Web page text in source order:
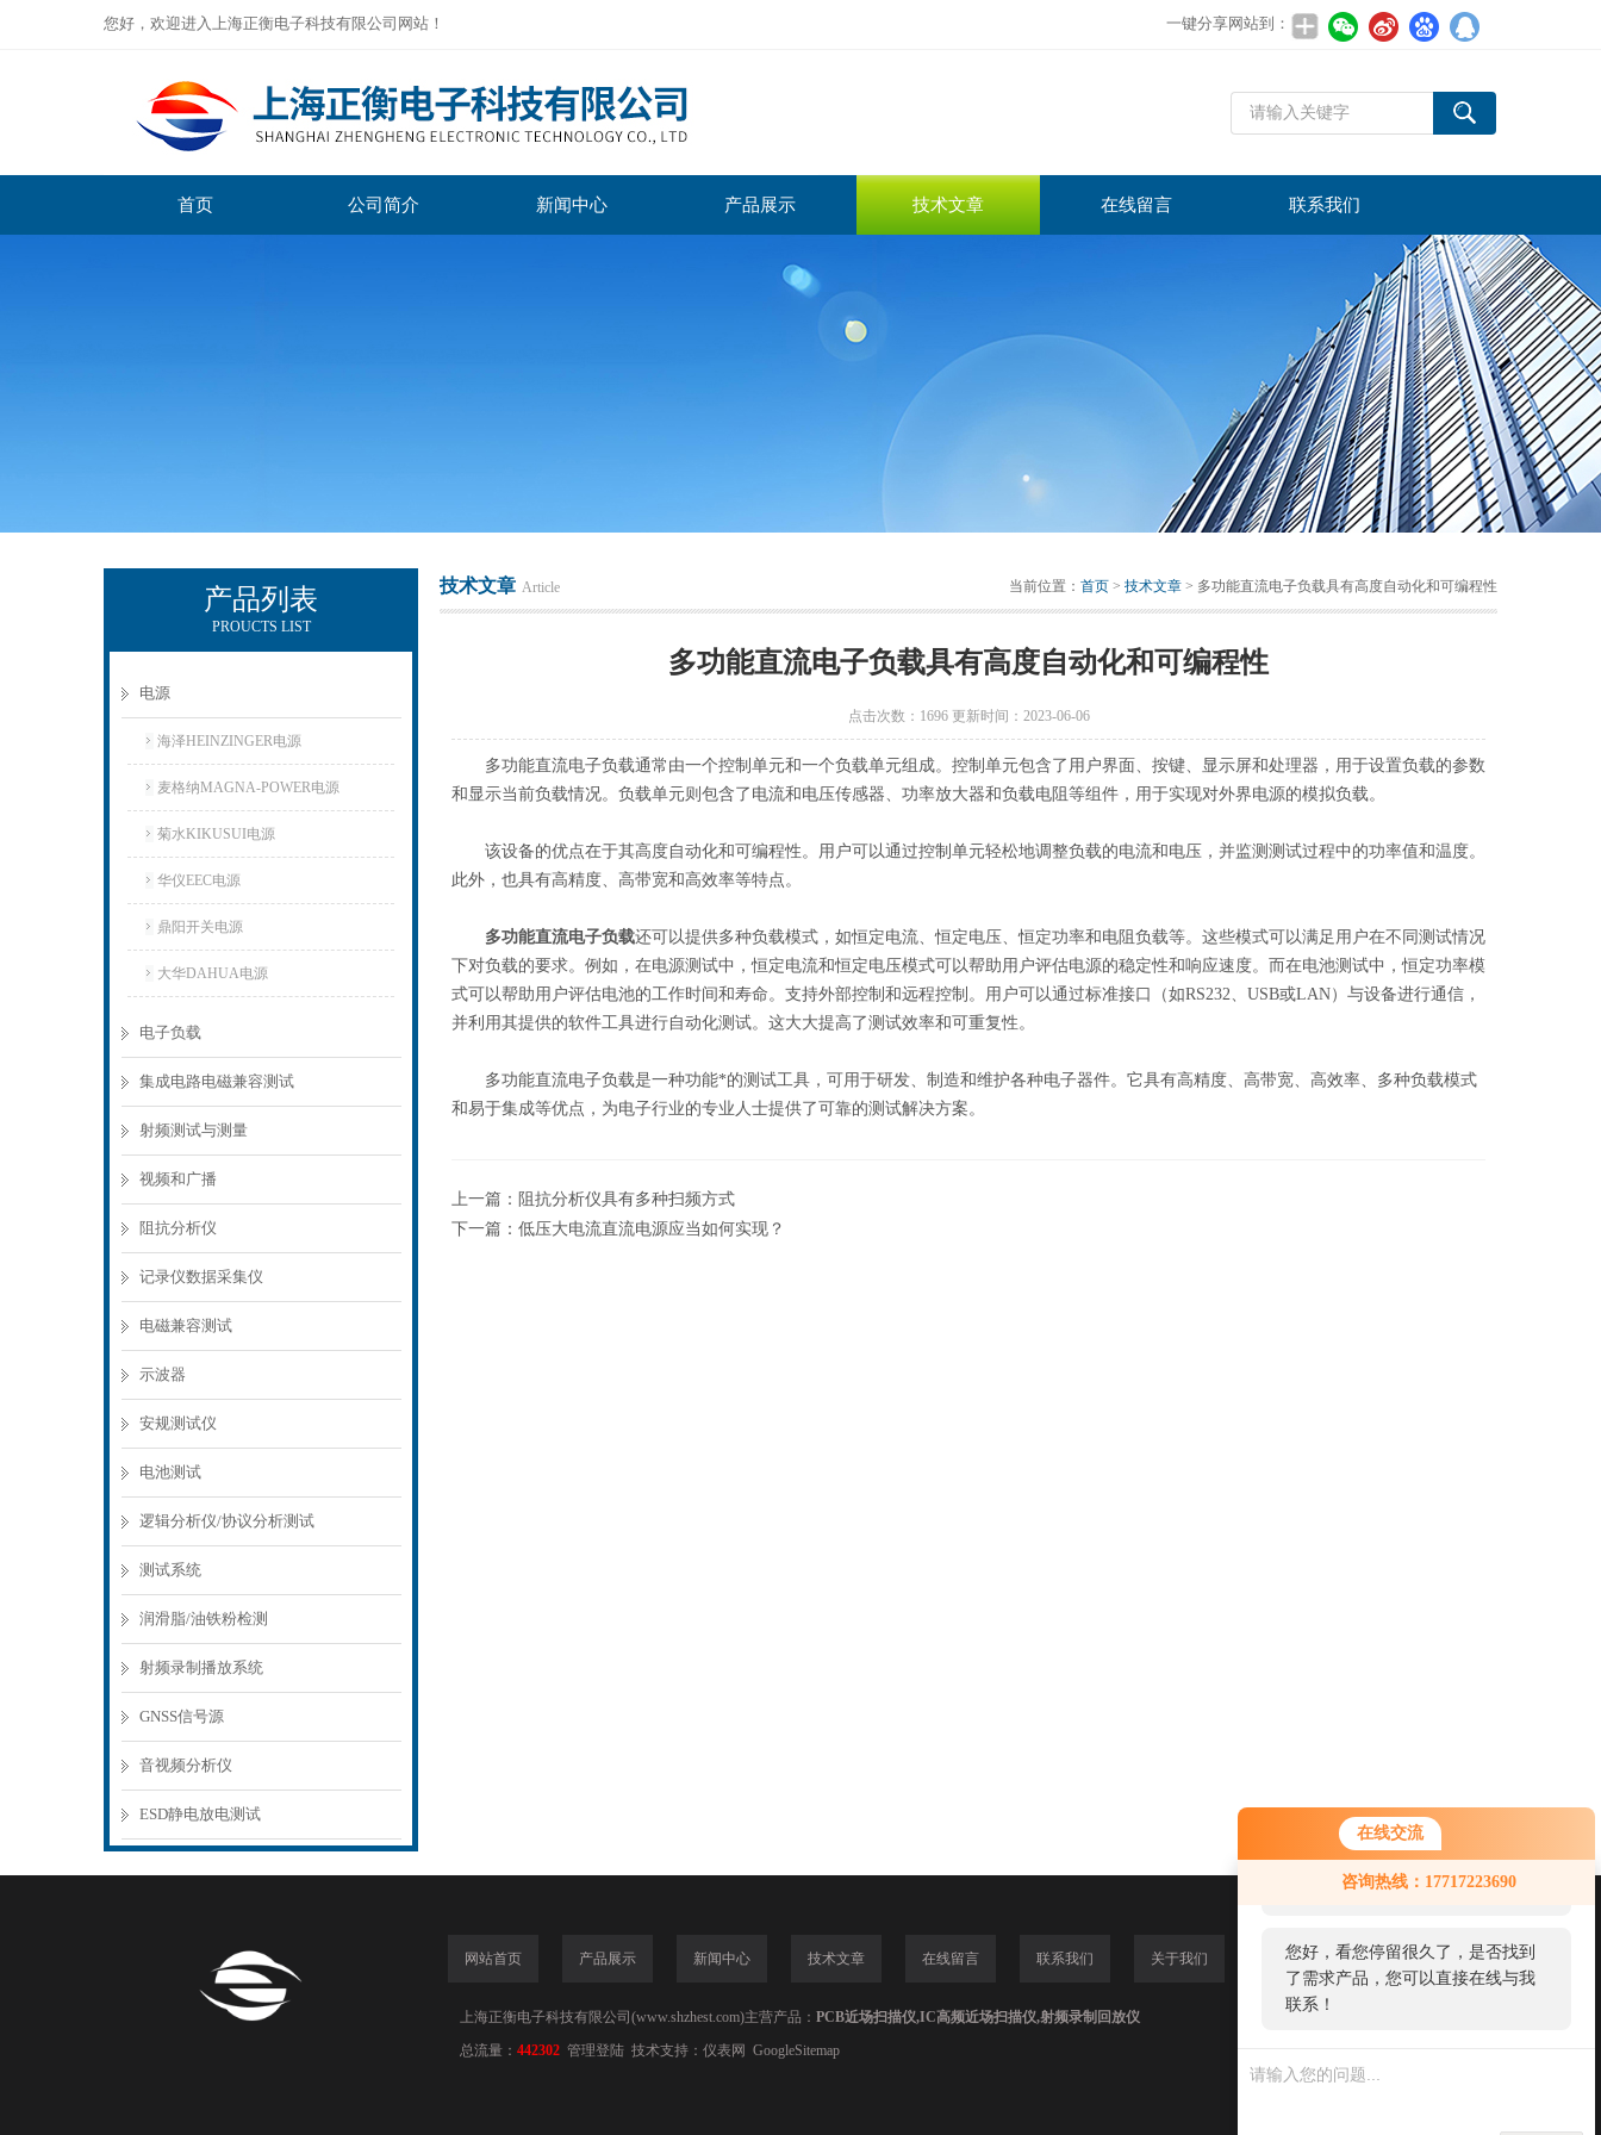
在线交流
咨询热线：17717223690
您好！欢迎前来咨询，很高兴为您
服务，请问您要咨询什么问题呢？
您好，看您停留很久了，是否找到
了需求产品，您可以直接在线与我
联系！
您好，欢迎进入上海正衡电子科技有限公司网站！ 一键分享网站到：
首页 公司简介 新闻中心 产品展示 技术文章 在线留言 联系我们
产品列表
PROUCTS LIST
电源
海泽HEINZINGER电源
麦格纳MAGNA-POWER电源
菊水KIKUSUI电源
华仪EEC电源
鼎阳开关电源
大华DAHUA电源
电子负载
集成电路电磁兼容测试
射频测试与测量
视频和广播
阻抗分析仪
记录仪数据采集仪
电磁兼容测试
示波器
安规测试仪
电池测试
逻辑分析仪/协议分析测试
测试系统
润滑脂/油铁粉检测
射频录制播放系统
GNSS信号源
音视频分析仪
ESD静电放电测试
技术文章 Article 当前位置： 首页 > 技术文章 > 多功能直流电子负载具有高度自动化和可编程性
多功能直流电子负载具有高度自动化和可编程性
点击次数：1696 更新时间：2023-06-06
多功能直流电子负载通常由一个控制单元和一个负载单元组成。控制单元包含了用户界面、按键、显示屏和处理器，用于设置负载的参数
和显示当前负载情况。负载单元则包含了电流和电压传感器、功率放大器和负载电阻等组件，用于实现对外界电源的模拟负载。
该设备的优点在于其高度自动化和可编程性。用户可以通过控制单元轻松地调整负载的电流和电压，并监测测试过程中的功率值和温度。
此外，也具有高精度、高带宽和高效率等特点。
多功能直流电子负载还可以提供多种负载模式，如恒定电流、恒定电压、恒定功率和电阻负载等。这些模式可以满足用户在不同测试情况
下对负载的要求。例如，在电源测试中，恒定电流和恒定电压模式可以帮助用户评估电源的稳定性和响应速度。而在电池测试中，恒定功率模
式可以帮助用户评估电池的工作时间和寿命。支持外部控制和远程控制。用户可以通过标准接口（如RS232、USB或LAN）与设备进行通信，
并利用其提供的软件工具进行自动化测试。这大大提高了测试效率和可重复性。
多功能直流电子负载是一种功能*的测试工具，可用于研发、制造和维护各种电子器件。它具有高精度、高带宽、高效率、多种负载模式
和易于集成等优点，为电子行业的专业人士提供了可靠的测试解决方案。
上一篇： 阻抗分析仪具有多种扫频方式
下一篇： 低压大电流直流电源应当如何实现？
网站首页 产品展示 新闻中心 技术文章 在线留言 联系我们 关于我们
上海正衡电子科技有限公司(www.shzhest.com)主营产品： PCB近场扫描仪,IC高频近场扫描仪,射频录制回放仪
总流量： 442302 管理登陆 技术支持： 仪表网 GoogleSitemap